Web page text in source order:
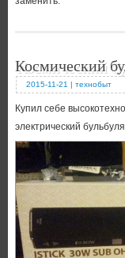
Космический
2015-11-21 | технобыт
Купил себе
электрический